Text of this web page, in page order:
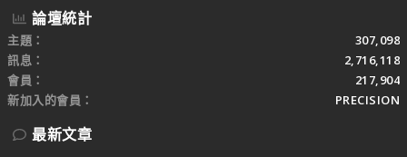
論壇統計
主題
307,098
訊息
2,716,118
會員
217,904
新加入的會員
PRECISION
最新文章